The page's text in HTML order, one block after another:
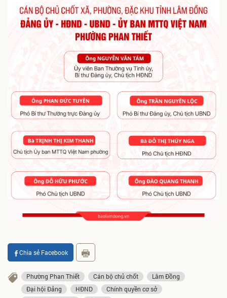
Chia sẻ Facebook
Phường Phan Thiết Cán bộ chủ chốt
Lâm Đồng
Đại hội Đảng
HĐND
Chính quyền cơ sở